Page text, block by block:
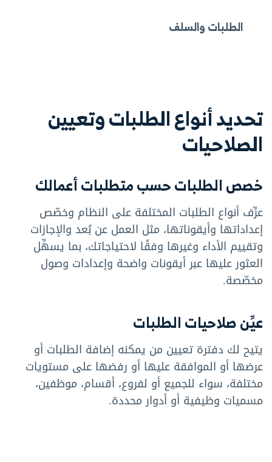
الطلبات والسلف
تحديد أنواع الطلبات وتعيين
الصلاحيات
خصص الطلبات حسب متطلبات أعمالك
عرِّف أنواع الطلبات المختلفة على النظام وخصّص
إعداداتها وأيقوناتها، مثل العمل عن بُعد والإجازات
وتقييم الأداء وغيرها وفقًا لاحتياجاتك، بما يسهِّل
العثور عليها عبر أيقونات واضحة وإعدادات وصول
مخصّصة.
عيِّن صلاحيات الطلبات
يتيح لك دفترة تعيين من يمكنه إضافة الطلبات أو
عرضها أو الموافقة عليها أو رفضها على مستويات
مختلفة، سواء للجميع أو لفروع، أقسام، موظفين،
مسميات وظيفية أو أدوار محددة.